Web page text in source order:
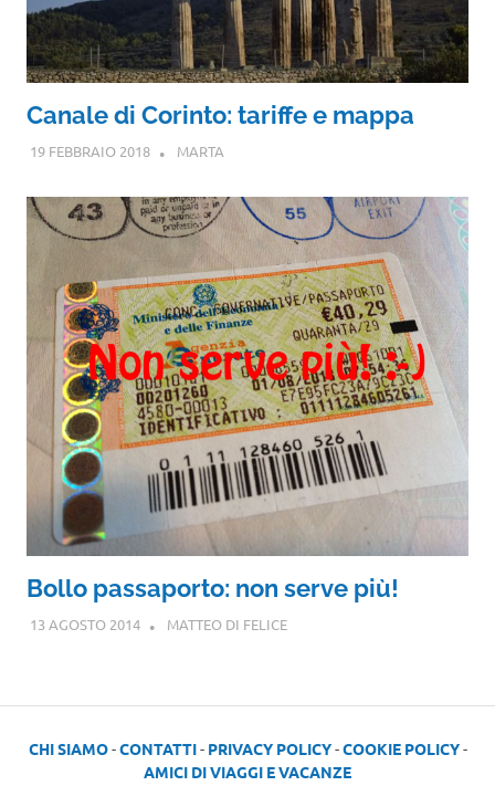
Canale di Corinto: tariffe e mappa
19 FEBBRAIO 2018 MARTA
Bollo passaporto: non serve più!
13 AGOSTO 2014 MATTEO DI FELICE
CHI SIAMO-CONTATTI- PRIVACY POLICY-COOKIE POLICY-
AMICI DI VIAGGI E VACANZE